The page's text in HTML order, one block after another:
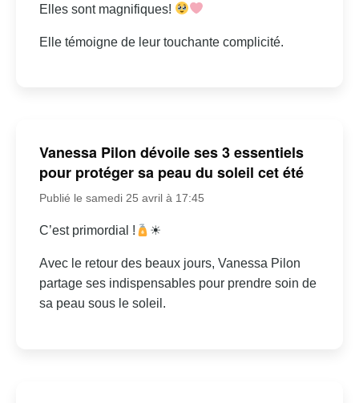
Elles sont magnifiques!
Elle témoigne de leur touchante complicité.
Vanessa Pilon dévoile ses 3 essentiels
pour protéger sa peau du soleil cet été
Publié le samedi 25 avril à 17:45
C’est primordial ! ☀
Avec le retour des beaux jours, Vanessa Pilon
partage ses indispensables pour prendre soin de
sa peau sous le soleil.